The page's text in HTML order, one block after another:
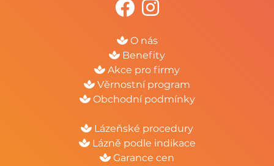
O nás
Benefity
Akce pro firmy
Věrnostní program
Obchodní podmínky
Lázeňské procedury
Lázně podle indikace
Garance cen